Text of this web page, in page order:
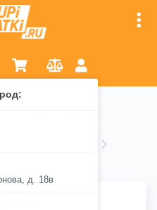
д. 18в
55 R16 91V
Premio ARZERO
91V